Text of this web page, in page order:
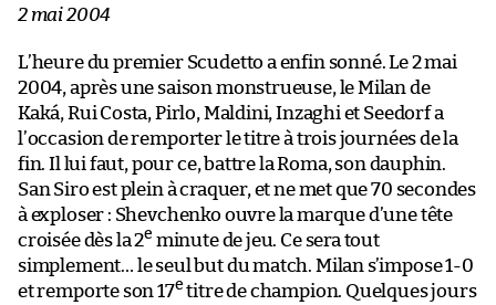
2 mai 2004
L’heure du premier Scudetto a enfin sonné. Le 2 mai
2004, après une saison monstrueuse, le Milan de
Kaká, Rui Costa, Pirlo, Maldini, Inzaghi et Seedorf a
l’occasion de remporter le titre à trois journées de la
fin. Il lui faut, pour ce, battre la Roma, son dauphin.
San Siro est plein à craquer, et ne met que 70 secondes
à exploser : Shevchenko ouvre la marque d’une tête
croisée dès la 2e minute de jeu. Ce sera tout
simplement… le seul but du match. Milan s’impose 1-0
et remporte son 17e titre de champion. Quelques jours